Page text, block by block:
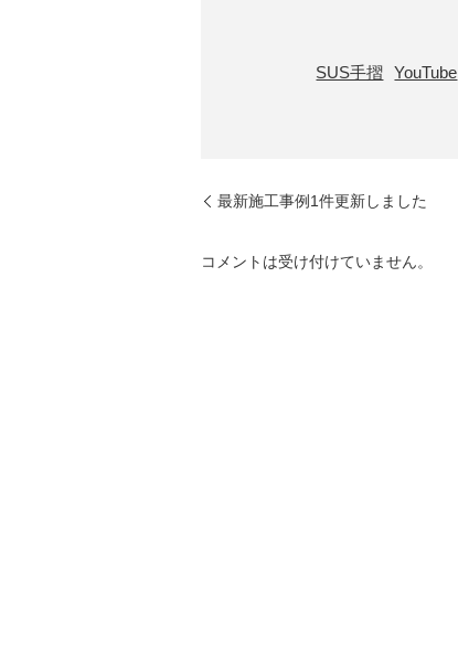
SUS手摺 YouTube
最新施工事例1件更新しました
コメントは受け付けていません。